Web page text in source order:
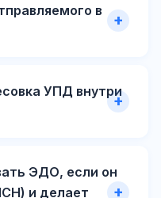
в
УПД внутри
ЭДО, если он
и делает